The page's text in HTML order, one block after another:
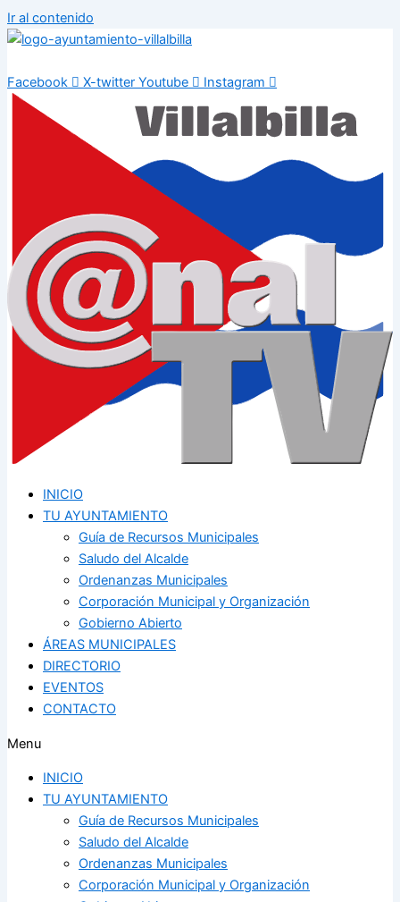
Ir al contenido
Facebook X-twitter Youtube Instagram
INICIO
TU AYUNTAMIENTO
Guía de Recursos Municipales
Saludo del Alcalde
Ordenanzas Municipales
Corporación Municipal y Organización
Gobierno Abierto
ÁREAS MUNICIPALES
DIRECTORIO
EVENTOS
CONTACTO
Menu
INICIO
TU AYUNTAMIENTO
Guía de Recursos Municipales
Saludo del Alcalde
Ordenanzas Municipales
Corporación Municipal y Organización